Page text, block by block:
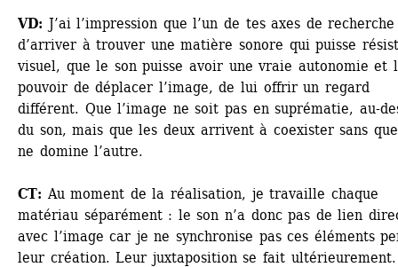
VD: J’ai l’impression que l’un de tes axes de
d’arriver à trouver une matière sonore qui puisse
visuel, que le son puisse avoir une vraie autonomie et
pouvoir de déplacer l’image, de lui offrir un regard
différent. Que l’image ne soit pas en suprématie, au-
du son, mais que les deux arrivent à coexister sans
ne domine l’autre.
CT: Au moment de la réalisation, je travaille chaque
matériau séparément : le son n’a donc pas de lien
avec l’image car je ne synchronise pas ces éléments
leur création. Leur juxtaposition se fait ultérieurement.